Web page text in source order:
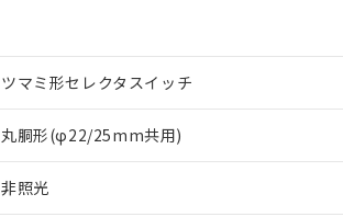
ツマミ形セレクタスイッチ
丸胴形(φ22/25mm共用)
非照光